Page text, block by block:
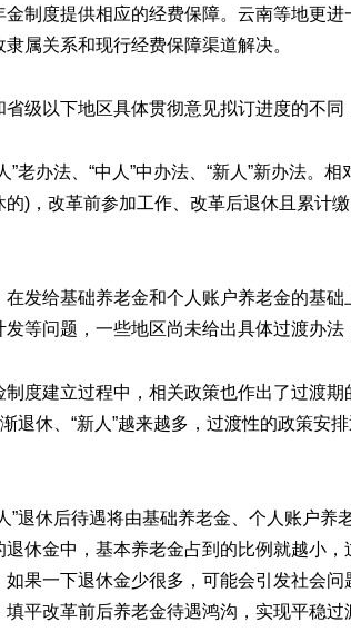
制度提供相应的经费保障。云南等地更
属关系和现行经费保障渠道解决。
级以下地区具体贯彻意见拟订进度的不同
老办法、“中人”中办法、“新人”新办法。
)，改革前参加工作、改革后退休且累计
发给基础养老金和个人账户养老金的基础
等问题，一些地区尚未给出具体过渡办法
度建立过程中，相关政策也作出了过渡期
退休、“新人”越来越多，过渡性的政策安
”退休后待遇将由基础养老金、个人账户
休金中，基本养老金占到的比例就越小
果一下退休金少很多，可能会引发社会
平改革前后养老金待遇鸿沟，实现平稳过